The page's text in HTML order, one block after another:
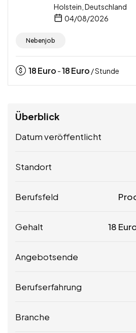
Holstein, Deutschland
04/08/2026
Nebenjob
18Euro -18Euro / Stunde
Überblick
Datum veröffentlicht
Standort
Berufsfeld
Gehalt 18
Angebotsende
Berufserfahrung
Branche